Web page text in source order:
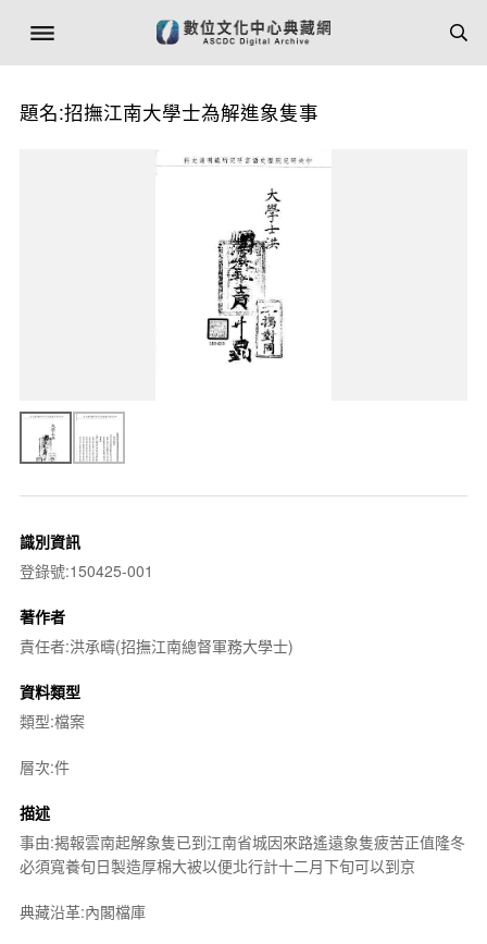
題名:招撫江南大學士為解進象隻事
識別資訊
登錄號:150425-001
著作者
責任者:洪承疇(招撫江南總督軍務大學士)
資料類型
類型:檔案
層次:件
描述
事由:揭報雲南起解象隻已到江南省城因來路遙遠象隻疲苦正值隆冬
必須寬養旬日製造厚棉大被以便北行計十二月下旬可以到京
典藏沿革:內閣檔庫